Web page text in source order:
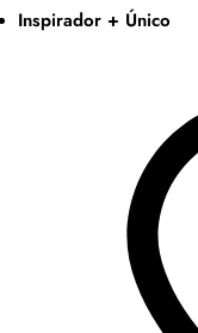
Inspirador + Único